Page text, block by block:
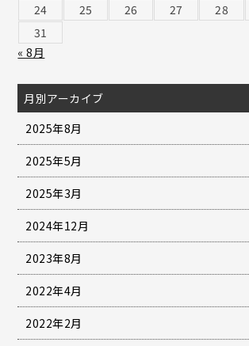
24
25 26 27 28
31
« 8月
月別アーカイブ
2025年8月
2025年5月
2025年3月
2024年12月
2023年8月
2022年4月
2022年2月